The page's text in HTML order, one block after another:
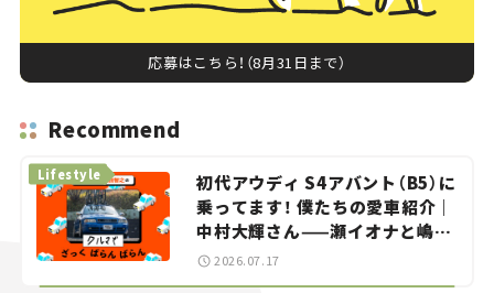
応募はこちら！（8月31日まで）
Recommend
初代アウディ S4アバント（B5）に
乗ってます！ 僕たちの愛車紹介｜
中村大輝さん——瀬イオナと嶋田
智之の「クルマでざっくばらんば
らん！」＃20
Lifestyle
2026.07.17